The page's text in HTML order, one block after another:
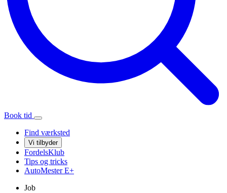
Book tid
Find værksted
Vi tilbyder
FordelsKlub
Tips og tricks
AutoMesterE+
Job